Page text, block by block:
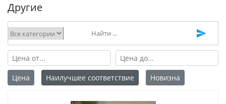
Другие
Цена Наилучшее соответствие Новизна